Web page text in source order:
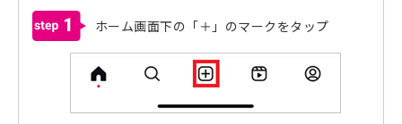
1 ホーム画面下の「＋」のマークをタップ